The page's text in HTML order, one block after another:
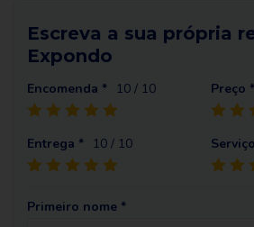
Escreva a sua própria
Expondo
Encomenda * 10 / 10 Preço *
Entrega * 10 / 10
Primeiro nome *